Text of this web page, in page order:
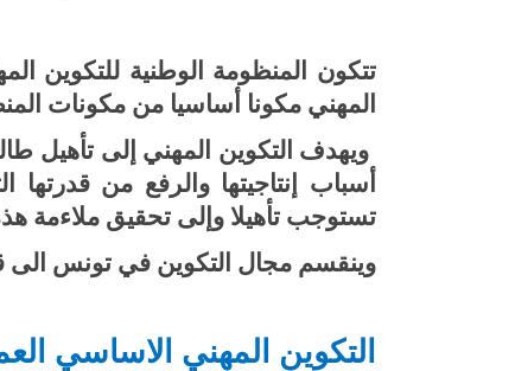
تتكون المنظومة الوطنية للتكوين
المهني مكونا أساسيا من مكونات
ويهدف التكوين المهني إلى تأهيل
أسباب إنتاجيتها والرفع من
تستوجب تأهيلا وإلى تحقيق ملاءمة
وينقسم مجال التكوين في تونس الى
التكوين المهني الاساسي